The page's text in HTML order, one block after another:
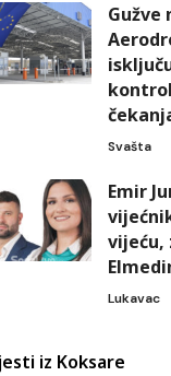
Gužve
Svašta
Emir
vijeću,
Lukavac
iz Koksare